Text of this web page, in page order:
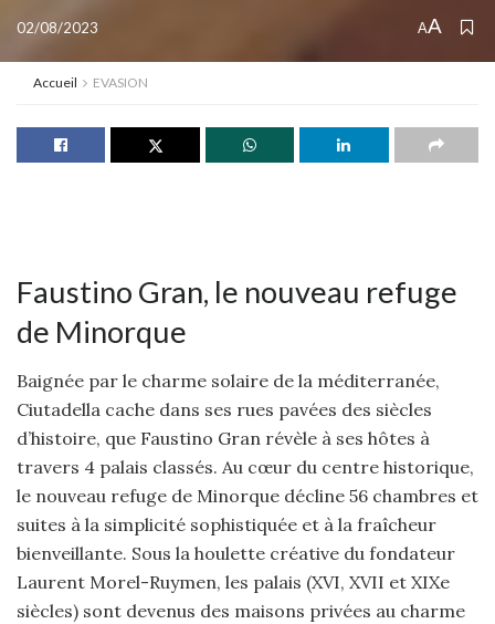
02/08/2023 AA
Accueil EVASION
Faustino Gran, le nouveau refuge
de Minorque
Baignée par le charme solaire de la méditerranée,
Ciutadella cache dans ses rues pavées des siècles
d’histoire, que Faustino Gran révèle à ses hôtes à
travers 4 palais classés. Au cœur du centre historique,
le nouveau refuge de Minorque décline 56 chambres et
suites à la simplicité sophistiquée et à la fraîcheur
bienveillante. Sous la houlette créative du fondateur
Laurent Morel-Ruymen, les palais (XVI, XVII et XIXe
siècles) sont devenus des maisons privées au charme